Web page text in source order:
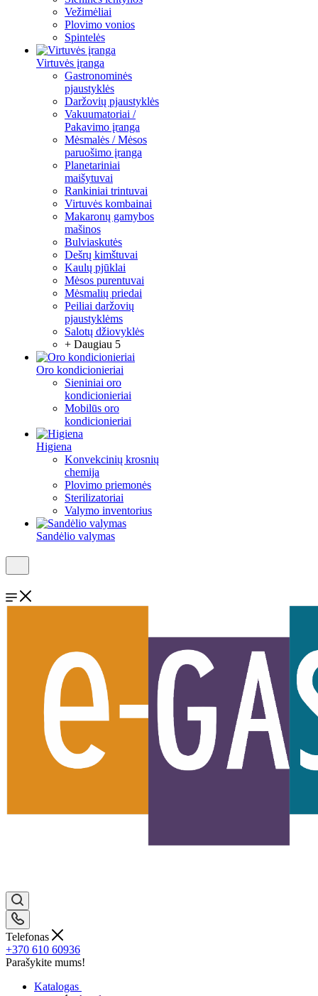
Vežimėliai
Plovimo vonios
Spintelės
Virtuvės įranga
Gastronominės
pjaustyklės
Daržovių pjaustyklės
Vakuumatoriai /
Pakavimo įranga
Mėsmalės / Mėsos
paruošimo įranga
Planetariniai
maišytuvai
Rankiniai trintuvai
Virtuvės kombainai
Makaronų gamybos
mašinos
Bulviaskutės
Dešrų kimštuvai
Kaulų pjūklai
Mėsos purentuvai
Mėsmalių priedai
Peiliai daržovių
pjaustyklėms
Salotų džiovyklės
+ Daugiau 5
Oro kondicionieriai
Sieniniai oro
kondicionieriai
Mobilūs oro
kondicionieriai
Higiena
Konvekcinių krosnių
chemija
Plovimo priemonės
Sterilizatoriai
Valymo inventorius
Sandėlio valymas
Telefonas
+370 610 60936
Parašykite mums!
Katalogas